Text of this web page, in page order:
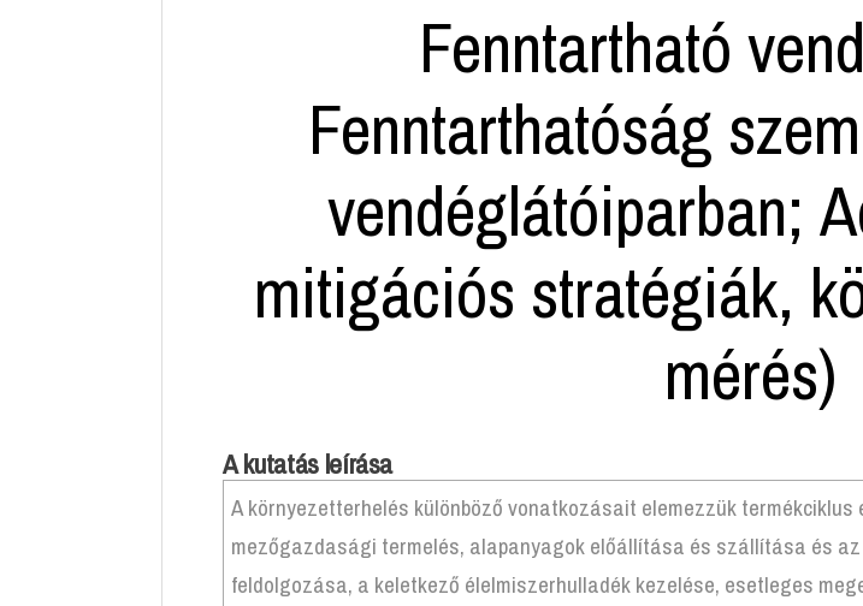
Fenntartható
Fenntarthatóság
vendéglátóiparban;
mitigációs stratégiák,
mérés)
A kutatás leírása
A környezetterhelés különböző vonatkozásait elemezzük
mezőgazdasági termelés, alapanyagok előállítása és szállítása és
feldolgozása, a keletkező élelmiszerhulladék kezelése, esetleges